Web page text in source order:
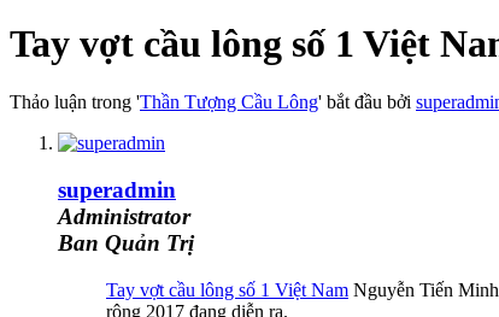
Tay vợt cầu lông số 1 Việt
Thảo luận trong 'Thần Tượng Cầu Lông' bắt đầu bởi
superadmin
Administrator
Ban Quản Trị
Tay vợt cầu lông số 1 Việt Nam Nguyễn Tiến
rộng 2017 đang diễn ra.